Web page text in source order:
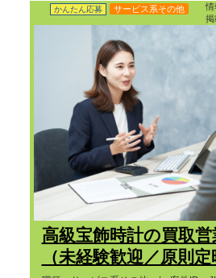
掲
かんたん応募 サービス系その他
高級宝飾時計の買取
（未経験歓迎／原則定